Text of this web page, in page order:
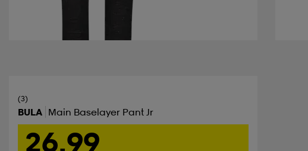
(3)
BULA Main Baselayer Pant Jr
26,99